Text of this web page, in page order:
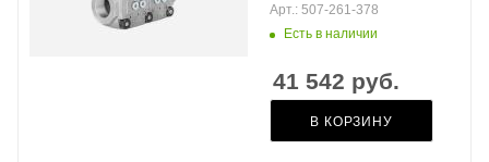
Есть в наличии
Арт.: 507-261-378
41 542 руб.
В КОРЗИНУ